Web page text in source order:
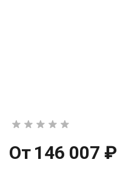
От 146 007 ₽